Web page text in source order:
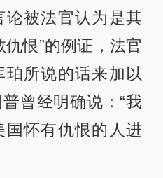
被法官认为是其
恨”的例证，法官
所说的话来加以
曾经明确说：“我
怀有仇恨的人进